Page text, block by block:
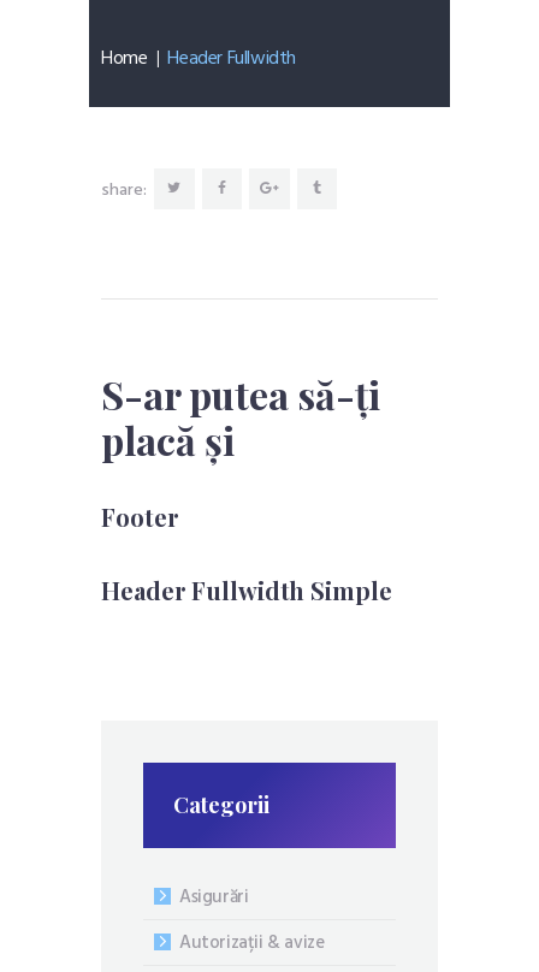
Home Header Fullwidth
share:
S-ar putea să-ți
placă și
Footer
Header Fullwidth Simple
Categorii
Asigurări
Autorizații & avize